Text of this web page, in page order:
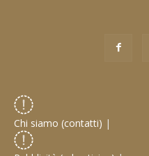
Chi siamo (contatti) |